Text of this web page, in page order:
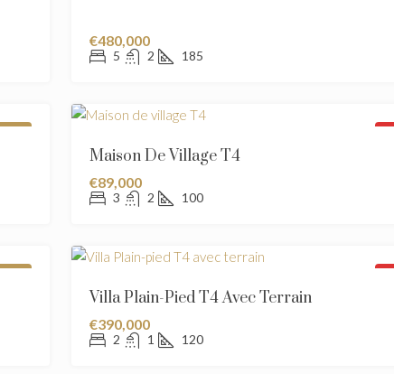
€480,000
5 2 185
Maison De Village T4
€89,000
3 2 100
Villa Plain-Pied T4 Avec Terrain
€390,000
2 1 120